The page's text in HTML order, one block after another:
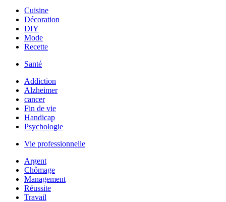
Cuisine
Décoration
DIY
Mode
Recette
Santé
Addiction
Alzheimer
cancer
Fin de vie
Handicap
Psychologie
Vie professionnelle
Argent
Chômage
Management
Réussite
Travail